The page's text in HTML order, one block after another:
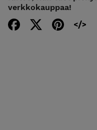
verkkokauppaa!